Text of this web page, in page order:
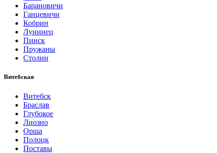
Барановичи
Ганцевичи
Кобрин
Лунинец
Пинск
Пружаны
Столин
Витебская
Витебск
Браслав
Глубокое
Лиозно
Орша
Полоцк
Поставы